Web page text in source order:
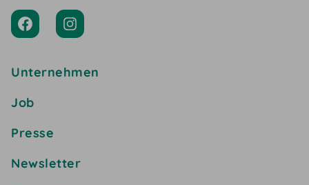
Unternehmen
Job
Presse
Newsletter